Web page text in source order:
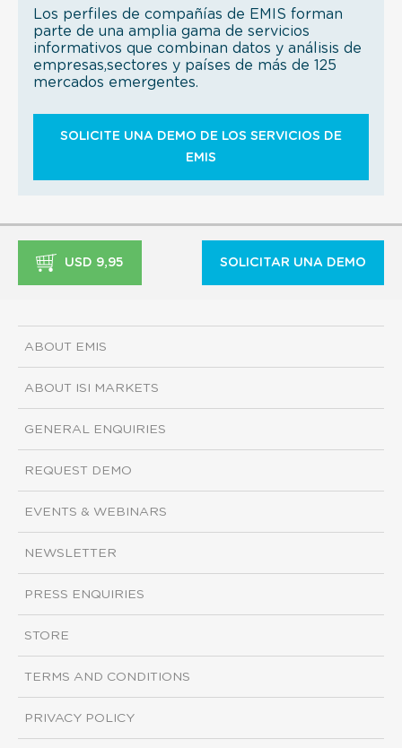
Los perfiles de compañías de EMIS forman
parte de una amplia gama de servicios
informativos que combinan datos y análisis de
empresas,sectores y países de más de 125
mercados emergentes.
SOLICITE UNA DEMO DE LOS SERVICIOS DE
EMIS
USD 9,95 SOLICITAR UNA DEMO
ABOUT EMIS
ABOUT ISI MARKETS
GENERAL ENQUIRIES
REQUEST DEMO
EVENTS & WEBINARS
NEWSLETTER
PRESS ENQUIRIES
STORE
TERMS AND CONDITIONS
PRIVACY POLICY